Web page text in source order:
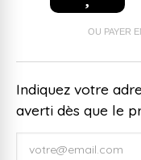
OU PAYER
Indiquez votre
averti dès que le